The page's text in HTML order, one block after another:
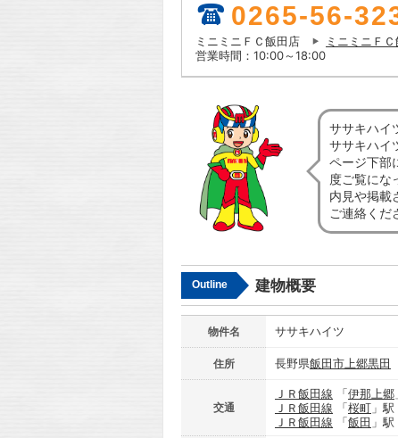
0265-56-
ミニミニＦＣ飯田店
ミニミニＦ
営業時間：10:00～18:00
ササキハイ
ササキハイ
ページ下部
度ご覧にな
内見や掲載
ご連絡くだ
Outline 建物概要
物件名 ササキハイツ
住所 長野県飯田市上郷黒田
交通
ＪＲ飯田線 「伊那上郷
ＪＲ飯田線 「桜町 」
ＪＲ飯田線 「飯田 」